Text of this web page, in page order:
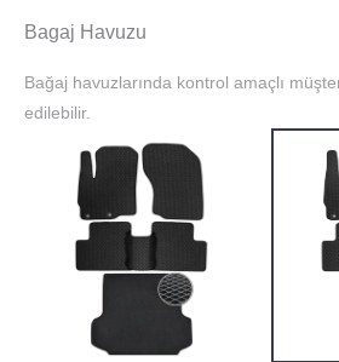
Bagaj Havuzu
Bağaj havuzlarında kontrol amaçlı
edilebilir.